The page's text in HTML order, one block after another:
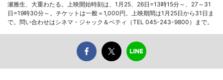
瀬雅生、大重わたる。上映開始時刻は、1月25、26日=13時15分～、27～31
日=19時30分～。チケットは一般＝1,000円。上映期間は1月25日から31日ま
で。問い合わせはシネマ・ジャック＆ベティ（TEL 045-243-9800）まで。